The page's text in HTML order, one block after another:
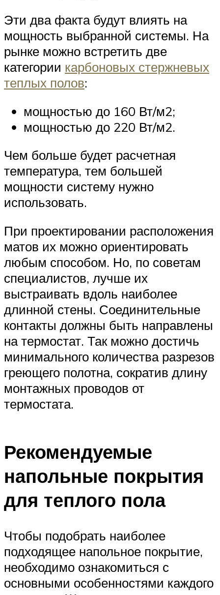
Эти два факта будут влиять на
мощность выбранной системы. На
рынке можно встретить две
категории карбоновых стержневых
теплых полов:
мощностью до 160 Вт/м2;
мощностью до 220 Вт/м2.
Чем больше будет расчетная
температура, тем большей
мощности систему нужно
использовать.
При проектировании расположения
матов их можно ориентировать
любым способом. Но, по советам
специалистов, лучше их
выстраивать вдоль наиболее
длинной стены. Соединительные
контакты должны быть направлены
на термостат. Так можно достичь
минимального количества разрезов
греющего полотна, сократив длину
монтажных проводов от
термостата.
Рекомендуемые
напольные покрытия
для теплого пола
Чтобы подобрать наиболее
подходящее напольное покрытие,
необходимо ознакомиться с
основными особенностями каждого